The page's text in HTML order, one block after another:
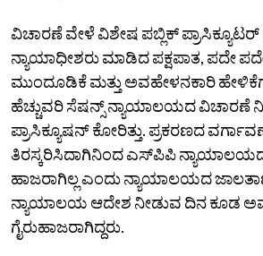
ವಿಚಾರಣೆ ವೇಳೆ ವಿಶೇಷ ಪಬ್ಲಿಕ್
ನ್ಯಾಯಾಧೀಶರು ಮಾಡಿದ ಪಕ್ಷಪಾತ, ಪದೇ
ಮುಂದೂಡಿಕೆ ಮತ್ತು ಅವಹೇಳನಕಾರಿ
ಹೆಚ್ಚುವರಿ ಸೆಷನ್ಸ್ ನ್ಯಾಯಾಲಯದ ವಿಚಾರಣೆ
ಪ್ರಾಸಿಕ್ಯೂಷನ್ ಕೋರಿತ್ತು. ಪ್ರಕರಣದ
ತಿರಸ್ಕರಿಸಿದಾಗಿನಿಂದ ಎಸ್‌ಪಿಪಿ
ಹಾಜರಾಗಿಲ್ಲ ಎಂದು ನ್ಯಾಯಾಲಯದ
ನ್ಯಾಯಾಲಯ ಆದೇಶ ನೀಡುವ ದಿನ ಕೂಡ
ಗೈರುಹಾಜರಾಗಿದ್ದರು.